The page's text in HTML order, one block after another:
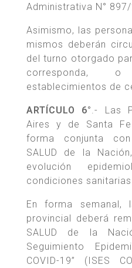
Administrativa N°
Asimismo, las
mismos deberán
del turno otorgado
corresponda,
establecimientos de
ARTÍCULO 6°.- Las
Aires y de Santa
forma conjunta
SALUD de la
evolución
condiciones
En forma semanal,
provincial deberá
SALUD de la
Seguimiento
COVID-19” (ISES